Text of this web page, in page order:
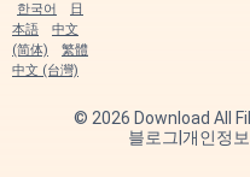
한국어
日
本語
中文
(简体)
繁體
中文 (台灣)
© 2026 Download All
블로그 개인정